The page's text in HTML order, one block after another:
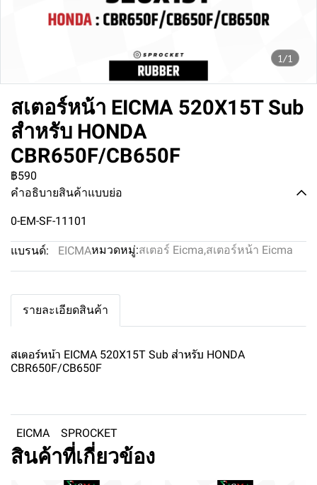
1/1
สเตอร์หน้า EICMA 520X15T Sub
สำหรับ HONDA
CBR650F/CB650F
฿590
คำอธิบายสินค้าแบบย่อ
0-EM-SF-11101
แบรนด์: EICMAหมวดหมู่:สเตอร์ Eicma,สเตอร์หน้า Eicma
รายละเอียดสินค้า
สเตอร์หน้า EICMA 520X15T Sub สำหรับ HONDA
CBR650F/CB650F
EICMA SPROCKET
สินค้าที่เกี่ยวข้อง